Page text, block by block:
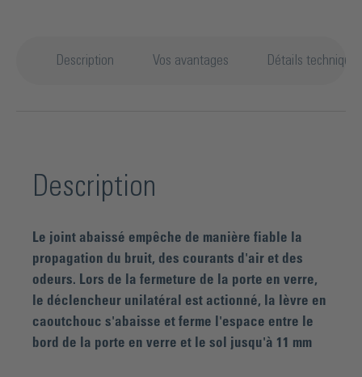
Description Vos avantages Détails techniques
Description
Le joint abaissé empêche de manière fiable la
propagation du bruit, des courants d'air et des
odeurs. Lors de la fermeture de la porte en verre,
le déclencheur unilatéral est actionné, la lèvre en
caoutchouc s'abaisse et ferme l'espace entre le
bord de la porte en verre et le sol jusqu'à 11 mm